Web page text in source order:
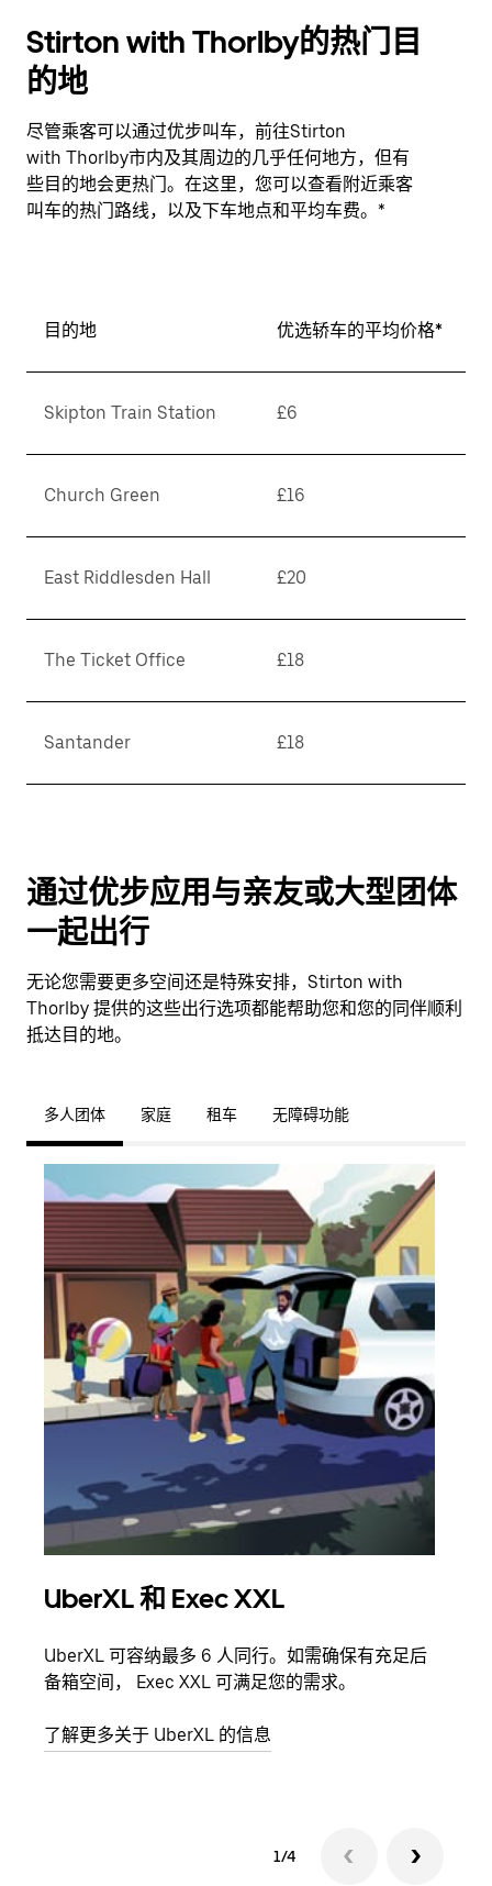
Stirton with Thorlby的热门目
的地
尽管乘客可以通过优步叫车，前往Stirton
with Thorlby市内及其周边的几乎任何地方，但有
些目的地会更热门。在这里，您可以查看附近乘客
叫车的热门路线，以及下车地点和平均车费。*
目的地 优选轿车的平均价格*
Skipton Train Station £6
Church Green £16
East Riddlesden Hall £20
The Ticket Office £18
Santander £18
通过优步应用与亲友或大型团体
一起出行
无论您需要更多空间还是特殊安排，Stirton with
Thorlby 提供的这些出行选项都能帮助您和您的同伴顺利
抵达目的地。
多人团体 家庭 租车 无障碍功能
UberXL 和 Exec XXL
UberXL 可容纳最多 6 人同行。如需确保有充足后
备箱空间， Exec XXL 可满足您的需求。
了解更多关于 UberXL 的信息
1/4